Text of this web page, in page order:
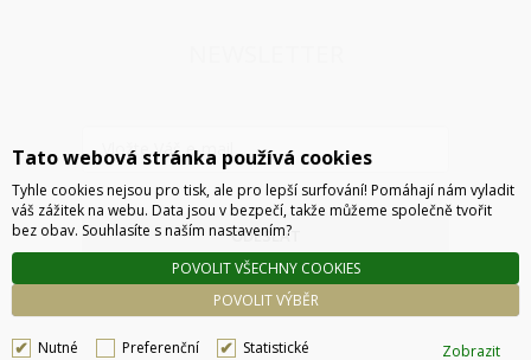
ODESLAT
Tato webová stránka používá cookies
Tyhle cookies nejsou pro tisk, ale pro lepší surfování! Pomáhají nám vyladit
váš zážitek na webu. Data jsou v bezpečí, takže můžeme společně tvořit
bez obav. Souhlasíte s naším nastavením?
POVOLIT VÝBĚR
POVOLIT VŠECHNY COOKIES
Nutné Preferenční Statistické Zobrazit